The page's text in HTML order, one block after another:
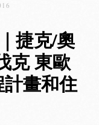
捷克/奧
克 東歐
畫和住